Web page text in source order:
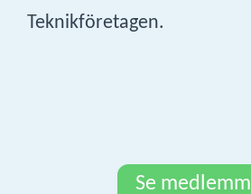
Teknikföretagen.
Se